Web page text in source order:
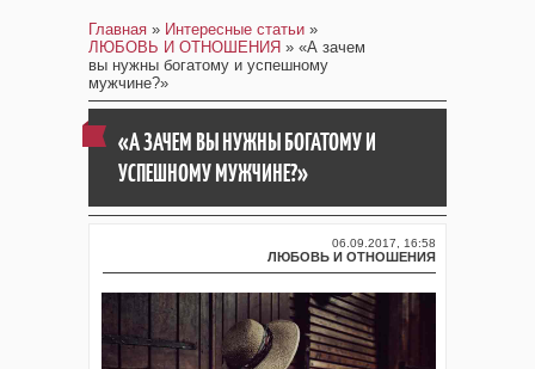
Главная » Интересные статьи »
ЛЮБОВЬ И ОТНОШЕНИЯ » «А зачем
вы нужны богатому и успешному
мужчине?»
«А ЗАЧЕМ ВЫ НУЖНЫ БОГАТОМУ И
УСПЕШНОМУ МУЖЧИНЕ?»
06.09.2017, 16:58
ЛЮБОВЬ И ОТНОШЕНИЯ